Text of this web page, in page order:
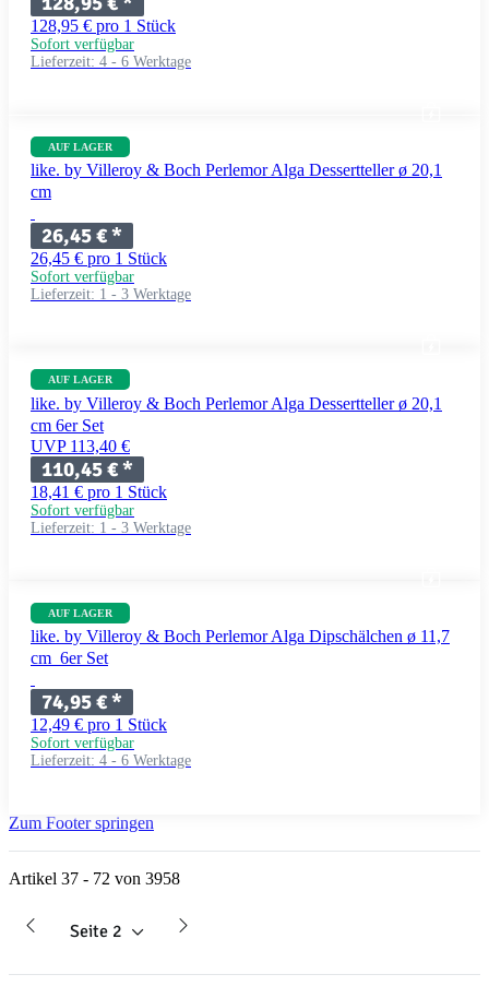
128,95 € pro 1 Stück
Sofort verfügbar
Lieferzeit: 4 - 6 Werktage
AUF LAGER
like. by Villeroy & Boch Perlemor Alga Dessertteller ø 20,1
cm
26,45 €*
26,45 € pro 1 Stück
Sofort verfügbar
Lieferzeit: 1 - 3 Werktage
AUF LAGER
like. by Villeroy & Boch Perlemor Alga Dessertteller ø 20,1
cm 6er Set
UVP 113,40 €
110,45 €*
18,41 € pro 1 Stück
Sofort verfügbar
Lieferzeit: 1 - 3 Werktage
AUF LAGER
like. by Villeroy & Boch Perlemor Alga Dipschälchen ø 11,7
cm 6er Set
74,95 €*
12,49 € pro 1 Stück
Sofort verfügbar
Lieferzeit: 4 - 6 Werktage
Zum Footer springen
Artikel 37 - 72 von 3958
Seite 2